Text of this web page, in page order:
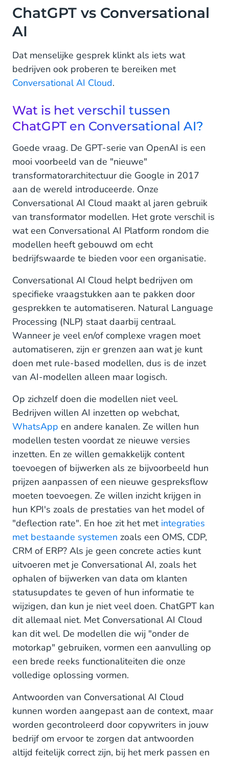
ChatGPT vs Conversational
AI
Dat menselijke gesprek klinkt als iets wat
bedrijven ook proberen te bereiken met
Conversational AI Cloud.
Wat is het verschil tussen
ChatGPT en Conversational AI?
Goede vraag. De GPT-serie van OpenAI is een
mooi voorbeeld van de "nieuwe"
transformatorarchitectuur die Google in 2017
aan de wereld introduceerde. Onze
Conversational AI Cloud maakt al jaren gebruik
van transformator modellen. Het grote verschil is
wat een Conversational AI Platform rondom die
modellen heeft gebouwd om echt
bedrijfswaarde te bieden voor een organisatie.
Conversational AI Cloud helpt bedrijven om
specifieke vraagstukken aan te pakken door
gesprekken te automatiseren. Natural Language
Processing (NLP) staat daarbij centraal.
Wanneer je veel en/of complexe vragen moet
automatiseren, zijn er grenzen aan wat je kunt
doen met rule-based modellen, dus is de inzet
van AI-modellen alleen maar logisch.
Op zichzelf doen die modellen niet veel.
Bedrijven willen AI inzetten op webchat,
WhatsApp en andere kanalen. Ze willen hun
modellen testen voordat ze nieuwe versies
inzetten. En ze willen gemakkelijk content
toevoegen of bijwerken als ze bijvoorbeeld hun
prijzen aanpassen of een nieuwe gespreksflow
moeten toevoegen. Ze willen inzicht krijgen in
hun KPI's zoals de prestaties van het model of
"deflection rate". En hoe zit het met integraties
met bestaande systemen zoals een OMS, CDP,
CRM of ERP? Als je geen concrete acties kunt
uitvoeren met je Conversational AI, zoals het
ophalen of bijwerken van data om klanten
statusupdates te geven of hun informatie te
wijzigen, dan kun je niet veel doen. ChatGPT kan
dit allemaal niet. Met Conversational AI Cloud
kan dit wel. De modellen die wij "onder de
motorkap" gebruiken, vormen een aanvulling op
een brede reeks functionaliteiten die onze
volledige oplossing vormen.
Antwoorden van Conversational AI Cloud
kunnen worden aangepast aan de context, maar
worden gecontroleerd door copywriters in jouw
bedrijf om ervoor te zorgen dat antwoorden
altijd feitelijk correct zijn, bij het merk passen en